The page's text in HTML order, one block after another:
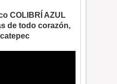
COLIBRÍ AZUL
de todo corazón,